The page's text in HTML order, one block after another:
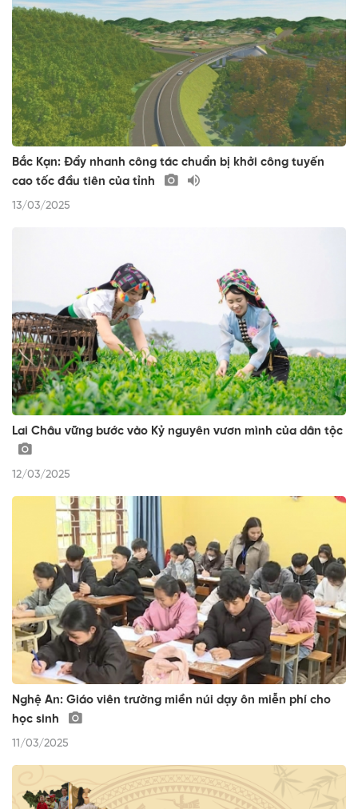
Bắc Kạn: Đẩy nhanh công tác chuẩn bị khởi công tuyến
cao tốc đầu tiên của tỉnh
13/03/2025
Lai Châu vững bước vào Kỷ nguyên vươn mình của dân tộc
12/03/2025
Nghệ An: Giáo viên trường miền núi dạy ôn miễn phí cho
học sinh
11/03/2025